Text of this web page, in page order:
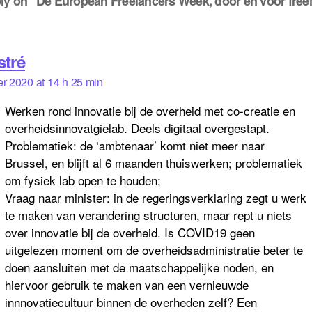
says:
2020 at 14 h 25 min
Werken rond innovatie bij de overheid met co-creatie en
overheidsinnovatgielab. Deels digitaal overgestapt.
Problematiek: de ‘ambtenaar’ komt niet meer naar
Brussel, en blijft al 6 maanden thuiswerken; problematiek
om fysiek lab open te houden;
Vraag naar minister: in de regeringsverklaring zegt u werk
te maken van verandering structuren, maar rept u niets
over innovatie bij de overheid. Is COVID19 geen
uitgelezen moment om de overheidsadministratie beter te
doen aansluiten met de maatschappelijke noden, en
hiervoor gebruik te maken van een vernieuwde
innnovatiecultuur binnen de overheden zelf? Een